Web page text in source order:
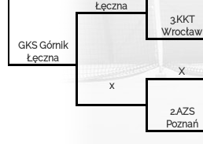
Łęczna
3.KKT
Wrocław
GKS Górnik
Łęczna
X
x
2.AZS
Poznań